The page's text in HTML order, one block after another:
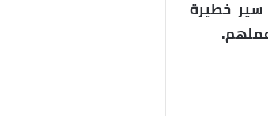
سير خطيرة